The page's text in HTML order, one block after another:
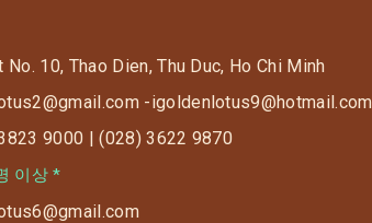
10, Thao Dien, Thu Duc, Ho Chi Minh
-igoldenlotus9@hotmail.com
9000 | (028) 3622 9870
이상 *